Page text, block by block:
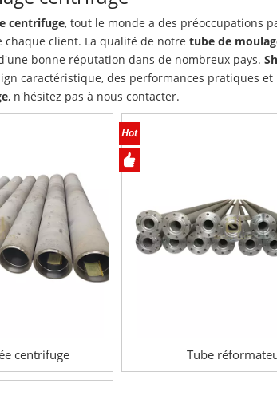
centrifuge, tout le monde a des préoccupations
chaque client. La qualité de notre tube de
bonne réputation dans de nombreux pays.
caractéristique, des performances pratiques
, n'hésitez pas à nous contacter.
centrifuge Tube